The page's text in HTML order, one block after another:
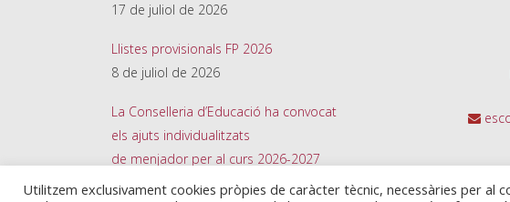
17 de juliol de 2026
Llistes provisionals FP 2026
8 de juliol de 2026
La Conselleria d’Educació ha convocat
els ajuts individualitzats
de menjador per al curs 2026-2027
26 de juny de 2026
Utilitzem exclusivament cookies pròpies de caràcter tècnic, necessàries per al